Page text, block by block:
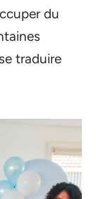
du
traduire